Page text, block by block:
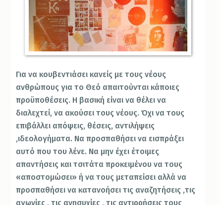
Για να κουβεντιάσει κανείς με τους νέους
ανθρώπους για το Θεό απαιτούνται κάποιες
προϋποθέσεις. Η βασική είναι να θέλει να
διαλεχτεί, να ακούσει τους νέους. Όχι να τους
επιβάλλει απόψεις, θέσεις, αντιλήψεις
,ιδεολογήματα. Να προσπαθήσει να εισπράξει
αυτό που του λένε. Να μην έχει έτοιμες
απαντήσεις και τσιτάτα προκειμένου να τους
«αποστομώσει» ή να τους μεταπείσει αλλά να
προσπαθήσει να κατανοήσει τις αναζητήσεις ,τις
αγωνίες , τις ανησυχίες , τις αντιρρήσεις τους